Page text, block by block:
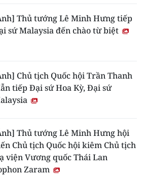
Thủ tướng Lê Minh Hưng tiếp
sứ Malaysia đến chào từ biệt
Chủ tịch Quốc hội Trần Thanh
tiếp Đại sứ Hoa Kỳ, Đại sứ
Thủ tướng Lê Minh Hưng hội
Chủ tịch Quốc hội kiêm Chủ tịch
viện Vương quốc Thái Lan
Zaram